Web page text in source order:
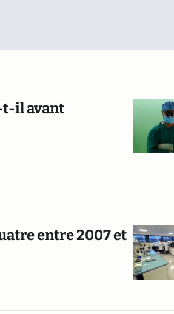
t-il avant
entre 2007 et